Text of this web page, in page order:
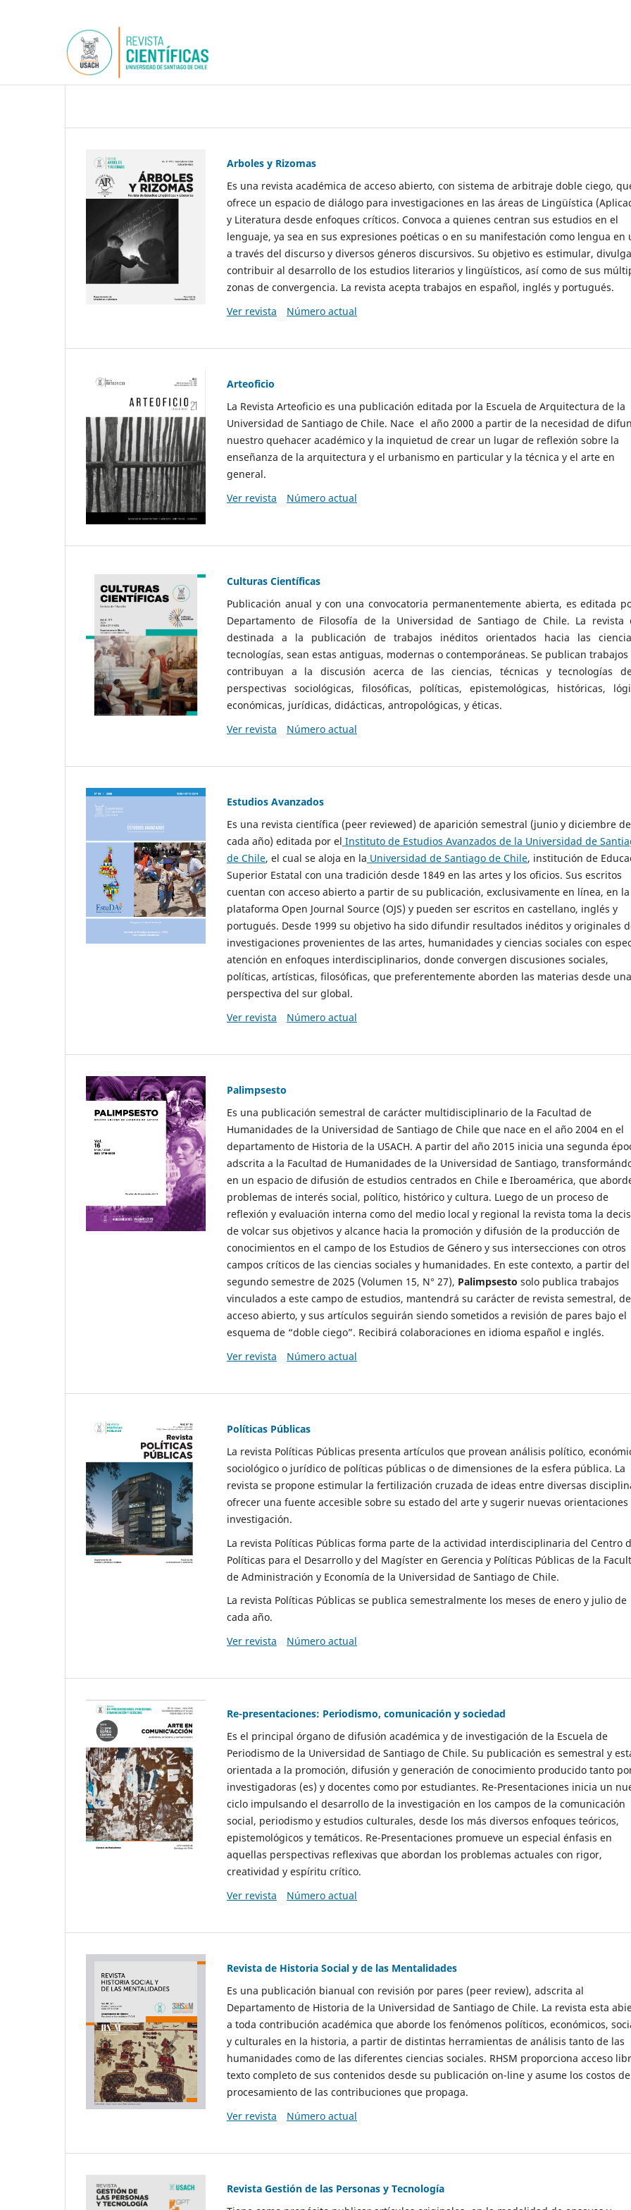
Arboles y Rizomas
Es una revista académica de acceso abierto, con sistema de arbitraje doble ciego,
ofrece un espacio de diálogo para investigaciones en las áreas de Lingüística
y Literatura desde enfoques críticos. Convoca a quienes centran sus estudios en el
lenguaje, ya sea en sus expresiones poéticas o en su manifestación como lengua en
a través del discurso y diversos géneros discursivos. Su objetivo es estimular,
contribuir al desarrollo de los estudios literarios y lingüísticos, así como de sus
zonas de convergencia. La revista acepta trabajos en español, inglés y portugués.
Ver revista
Número actual
Arteoficio
La Revista Arteoficio es una publicación editada por la Escuela de Arquitectura de la
Universidad de Santiago de Chile. Nace el año 2000 a partir de la necesidad de
nuestro quehacer académico y la inquietud de crear un lugar de reflexión sobre la
enseñanza de la arquitectura y el urbanismo en particular y la técnica y el arte en
general.
Ver revista
Número actual
Culturas Científicas
Publicación anual y con una convocatoria permanentemente abierta, es editada
Departamento de Filosofía de la Universidad de Santiago de Chile. La revista
destinada a la publicación de trabajos inéditos orientados hacia las
tecnologías, sean estas antiguas, modernas o contemporáneas. Se publican
contribuyan a la discusión acerca de las ciencias, técnicas y tecnologías
perspectivas sociológicas, filosóficas, políticas, epistemológicas, históricas,
económicas, jurídicas, didácticas, antropológicas, y éticas.
Ver revista
Número actual
Estudios Avanzados
Es una revista científica (peer reviewed) de aparición semestral (junio y diciembre de
cada año) editada por el Instituto de Estudios Avanzados de la Universidad de
de Chile, el cual se aloja en la Universidad de Santiago de Chile, institución de
Superior Estatal con una tradición desde 1849 en las artes y los oficios. Sus escritos
cuentan con acceso abierto a partir de su publicación, exclusivamente en línea, en la
plataforma Open Journal Source (OJS) y pueden ser escritos en castellano, inglés y
portugués. Desde 1999 su objetivo ha sido difundir resultados inéditos y originales
investigaciones provenientes de las artes, humanidades y ciencias sociales con
atención en enfoques interdisciplinarios, donde convergen discusiones sociales,
políticas, artísticas, filosóficas, que preferentemente aborden las materias desde una
perspectiva del sur global.
Ver revista
Número actual
Palimpsesto
Es una publicación semestral de carácter multidisciplinario de la Facultad de
Humanidades de la Universidad de Santiago de Chile que nace en el año 2004 en el
departamento de Historia de la USACH. A partir del año 2015 inicia una segunda
adscrita a la Facultad de Humanidades de la Universidad de Santiago,
en un espacio de difusión de estudios centrados en Chile e Iberoamérica, que
problemas de interés social, político, histórico y cultura. Luego de un proceso de
reflexión y evaluación interna como del medio local y regional la revista toma la
de volcar sus objetivos y alcance hacia la promoción y difusión de la producción de
conocimientos en el campo de los Estudios de Género y sus intersecciones con otros
campos críticos de las ciencias sociales y humanidades. En este contexto, a partir del
segundo semestre de 2025 (Volumen 15, N° 27), Palimpsesto solo publica trabajos
vinculados a este campo de estudios, mantendrá su carácter de revista semestral, de
acceso abierto, y sus artículos seguirán siendo sometidos a revisión de pares bajo el
esquema de “doble ciego”. Recibirá colaboraciones en idioma español e inglés.
Ver revista
Número actual
Políticas Públicas
La revista Políticas Públicas presenta artículos que provean análisis político,
sociológico o jurídico de políticas públicas o de dimensiones de la esfera pública. La
revista se propone estimular la fertilización cruzada de ideas entre diversas
ofrecer una fuente accesible sobre su estado del arte y sugerir nuevas orientaciones
investigación.
La revista Políticas Públicas forma parte de la actividad interdisciplinaria del Centro
Políticas para el Desarrollo y del Magíster en Gerencia y Políticas Públicas de la
de Administración y Economía de la Universidad de Santiago de Chile.
La revista Políticas Públicas se publica semestralmente los meses de enero y julio de
cada año.
Ver revista
Número actual
Re-presentaciones: Periodismo, comunicación y sociedad
Es el principal órgano de difusión académica y de investigación de la Escuela de
Periodismo de la Universidad de Santiago de Chile. Su publicación es semestral y
orientada a la promoción, difusión y generación de conocimiento producido tanto
investigadoras (es) y docentes como por estudiantes. Re-Presentaciones inicia un
ciclo impulsando el desarrollo de la investigación en los campos de la comunicación
social, periodismo y estudios culturales, desde los más diversos enfoques teóricos,
epistemológicos y temáticos. Re-Presentaciones promueve un especial énfasis en
aquellas perspectivas reflexivas que abordan los problemas actuales con rigor,
creatividad y espíritu crítico.
Ver revista
Número actual
Revista de Historia Social y de las Mentalidades
Es una publicación bianual con revisión por pares (peer review), adscrita al
Departamento de Historia de la Universidad de Santiago de Chile. La revista esta
a toda contribución académica que aborde los fenómenos políticos, económicos,
y culturales en la historia, a partir de distintas herramientas de análisis tanto de las
humanidades como de las diferentes ciencias sociales. RHSM proporciona acceso
texto completo de sus contenidos desde su publicación on-line y asume los costos de
procesamiento de las contribuciones que propaga.
Ver revista
Número actual
Revista Gestión de las Personas y Tecnología